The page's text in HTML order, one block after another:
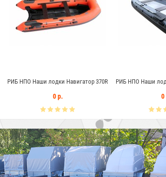
РИБ НПО Наши лодки Навигатор 370R
0 р.
РИБ НПО Наши
0